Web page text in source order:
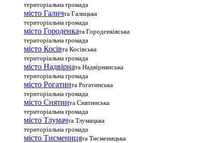
територіальна громада
місто Галичта Галицька
територіальна громада
місто Городенката Городенківська
територіальна громада
місто Косівта Косівська
територіальна громада
місто Надвірната Надвірнянська
територіальна громада
місто Рогатинта Рогатинська
територіальна громада
місто Снятинта Снятинська
територіальна громада
місто Тлумачта Тлумацька
територіальна громада
місто Тисменицята Тисменицька